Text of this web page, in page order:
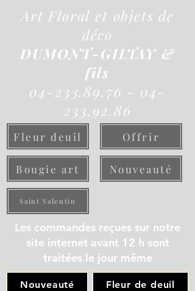
Art Floral et objets de
déco
DUMONT-GILTAY &
fils
04-233.89.76 - 04-
233.92.86
Fleur deuil Offrir
Bougie art Nouveauté
Saint Valentin
Les commandes reçues sur notre
site internet avant 12 h sont
traitées le jour même
Nouveauté Fleur de deuil